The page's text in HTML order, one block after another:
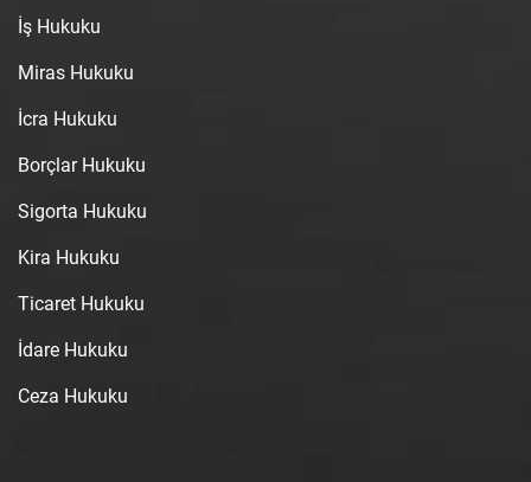
İş Hukuku
Miras Hukuku
İcra Hukuku
Borçlar Hukuku
Sigorta Hukuku
Kira Hukuku
Ticaret Hukuku
İdare Hukuku
Ceza Hukuku